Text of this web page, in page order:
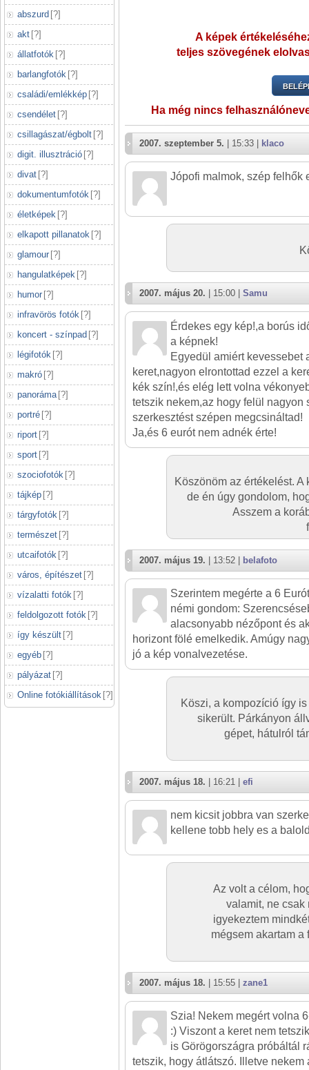
abszurd [?]
akt [?]
állatfotók [?]
barlangfotók [?]
családi/emlékkép [?]
csendélet [?]
csillagászat/égbolt [?]
digit. illusztráció [?]
divat [?]
dokumentumfotók [?]
életképek [?]
elkapott pillanatok [?]
glamour [?]
hangulatképek [?]
humor [?]
infravörös fotók [?]
koncert - színpad [?]
légifotók [?]
makró [?]
panoráma [?]
portré [?]
riport [?]
sport [?]
szociofotók [?]
tájkép [?]
tárgyfotók [?]
természet [?]
utcaifotók [?]
város, építészet [?]
vízalatti fotók [?]
feldolgozott fotók [?]
így készült [?]
egyéb [?]
pályázat [?]
Online fotókiállítások [?]
A képek
teljes szövegének
Ha még nincs
2007. szeptember 5. | 15:33 | klaco
Jópofi malmok, szép felhők
2007. május 20. | 15:00 | Samu
Érdekes egy kép!,a borús
a képnek!
Egyedül amiért kevessebet
keret,nagyon elrontottad ezzel a
kék szín!,és elég lett volna
tetszik nekem,az hogy felül nagyon
szerkesztést szépen megcsináltad!
Ja,és 6 eurót nem adnék érte!
Köszönöm az értékelést.
de én úgy gondolom,
Asszem a
2007. május 19. | 13:52 | belafoto
Szerintem megérte a 6
némi gondom:
alacsonyabb nézőpont és
horizont fölé emelkedik. Amúgy
jó a kép vonalvezetése.
Köszi, a kompozíció így
sikerült. Párkányon
gépet, hátulról
2007. május 18. | 16:21 | efi
nem kicsit jobbra van
kellene tobb hely es a
Az volt a célom,
valamit, ne csak
igyekeztem
mégsem akartam a
2007. május 18. | 15:55 | zane1
Szia! Nekem megért volna
:) Viszont a keret nem
is Görögországra próbáltál
tetszik, hogy átlátszó. Illetve nekem